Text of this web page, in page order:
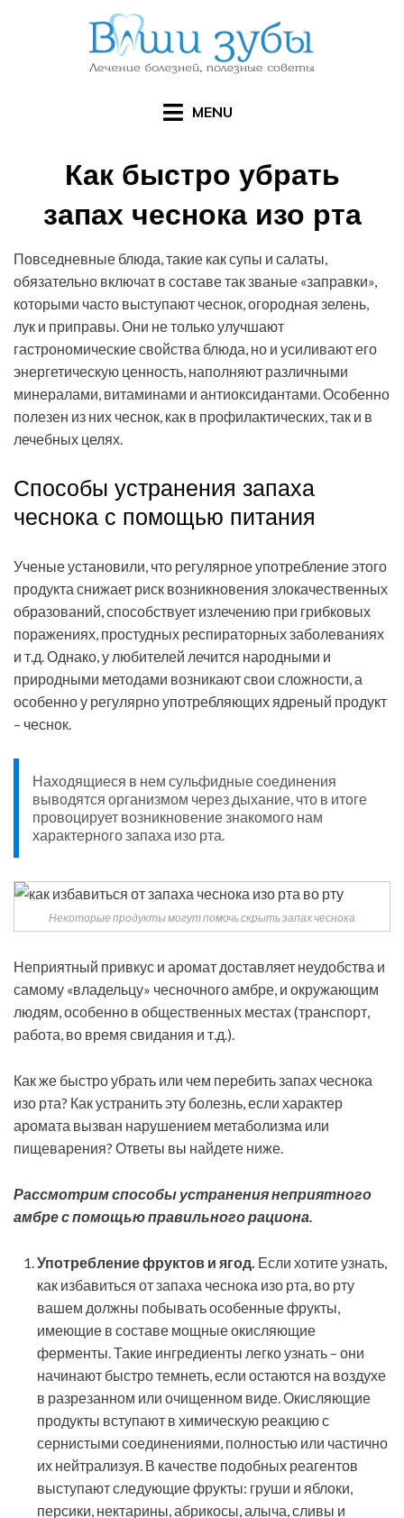
MENU
Как быстро убрать
запах чеснока изо рта
Повседневные блюда, такие как супы и салаты,
обязательно включат в составе так званые «заправки»,
которыми часто выступают чеснок, огородная зелень,
лук и приправы. Они не только улучшают
гастрономические свойства блюда, но и усиливают его
энергетическую ценность, наполняют различными
минералами, витаминами и антиоксидантами. Особенно
полезен из них чеснок, как в профилактических, так и в
лечебных целях.
Способы устранения запаха
чеснока с помощью питания
Ученые установили, что регулярное употребление этого
продукта снижает риск возникновения злокачественных
образований, способствует излечению при грибковых
поражениях, простудных респираторных заболеваниях
и т.д. Однако, у любителей лечится народными и
природными методами возникают свои сложности, а
особенно у регулярно употребляющих ядреный продукт
– чеснок.
Находящиеся в нем сульфидные соединения
выводятся организмом через дыхание, что в итоге
провоцирует возникновение знакомого нам
характерного запаха изо рта.
Некоторые продукты могут помочь скрыть запах чеснока
Неприятный привкус и аромат доставляет неудобства и
самому «владельцу» чесночного амбре, и окружающим
людям, особенно в общественных местах (транспорт,
работа, во время свидания и т.д.).
Как же быстро убрать или чем перебить запах чеснока
изо рта? Как устранить эту болезнь, если характер
аромата вызван нарушением метаболизма или
пищеварения? Ответы вы найдете ниже.
Рассмотрим способы устранения неприятного
амбре с помощью правильного рациона.
Употребление фруктов и ягод. Если хотите узнать,
как избавиться от запаха чеснока изо рта, во рту
вашем должны побывать особенные фрукты,
имеющие в составе мощные окисляющие
ферменты. Такие ингредиенты легко узнать – они
начинают быстро темнеть, если остаются на воздухе
в разрезанном или очищенном виде. Окисляющие
продукты вступают в химическую реакцию с
сернистыми соединениями, полностью или частично
их нейтрализуя. В качестве подобных реагентов
выступают следующие фрукты: груши и яблоки,
персики, нектарины, абрикосы, алыча, сливы и